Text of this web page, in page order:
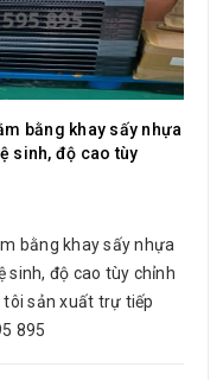
bằng khay sấy nhựa
sinh, độ cao tùy
bằng khay sấy nhựa
sinh, độ cao tùy chỉnh
tôi sản xuất trự tiếp
895